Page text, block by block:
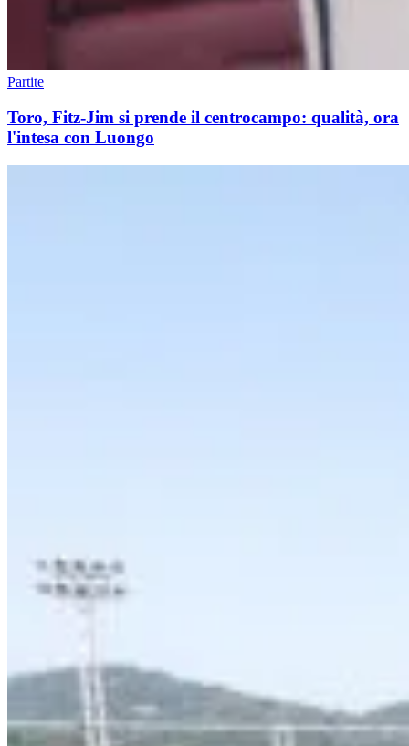
Partite
Toro, Fitz-Jim si prende il centrocampo: qualità, ora
l'intesa con Luongo